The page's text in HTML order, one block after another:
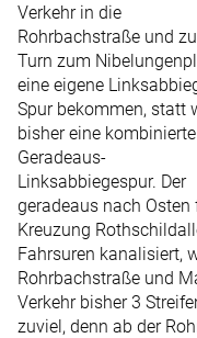
Verkehr in die
Rohrbachstraße und
Turn zum
eine eigene
Spur bekommen, statt
bisher eine kombinierte
Geradeaus-
Linksabbiegespur. Der
geradeaus nach
Kreuzung
Fahrsuren kanalisiert,
Rohrbachstraße und
Verkehr bisher 3
zuviel, denn ab der